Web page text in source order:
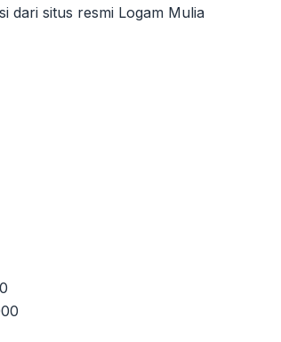
dari situs resmi Logam Mulia